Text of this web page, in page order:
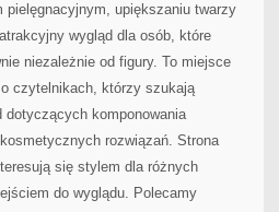
pielęgnacyjnym, upiększaniu twarzy
wygląd dla osób, które
niezależnie od figury. To miejsce
czytelnikach, którzy szukają
dotyczących komponowania
rozwiązań. Strona
się stylem dla różnych
do wyglądu. Polecamy